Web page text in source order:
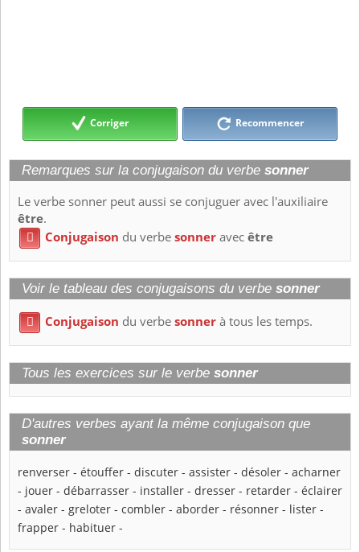
Corriger Recommencer
Remarques sur la conjugaison du verbe sonner
Le verbe sonner peut aussi se conjuguer avec l'auxiliaire
être.
 Conjugaison du verbesonneravecêtre
Voir le tableau des conjugaisons du verbe sonner
 Conjugaison du verbesonnerà tous les temps.
Tous les exercices sur le verbe sonner
D'autres verbes ayant la même conjugaison que
sonner
renverser - étouffer - discuter - assister - désoler - acharner
- jouer - débarrasser - installer - dresser - retarder - éclairer
- avaler - greloter - combler - aborder - résonner - lister -
frapper - habituer -